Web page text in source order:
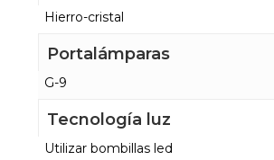
Hierro-cristal
Portalámparas
G-9
Tecnología luz
Utilizar bombillas led